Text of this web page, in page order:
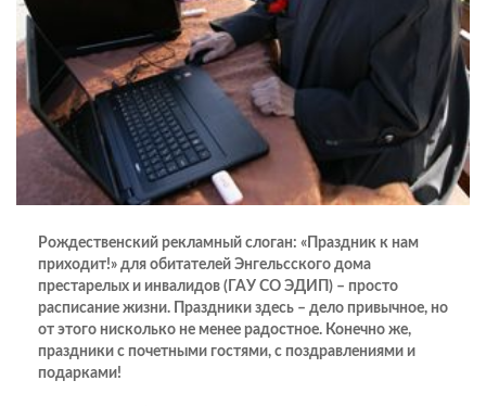
Рождественский рекламный слоган: «Праздник к нам
приходит!» для оби­тателей Энгельсского дома
престарелых и инвалидов (ГАУ СО ЭДИП) – просто
расписание жизни. Праздники здесь – дело привычное, но
от этого нисколько не менее радостное. Конечно же,
праздники с почетными гостями, с поздравлениями и
подарками!